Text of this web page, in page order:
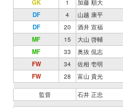
GK
1 加藤 順大
DF
4 山越 康平
DF
20 酒井 宣福
MF
15 大山 啓輔
MF
33 奥抜 侃志
FW
34 佐相 壱明
FW
28 富山 貴光
監督 石井 正忠